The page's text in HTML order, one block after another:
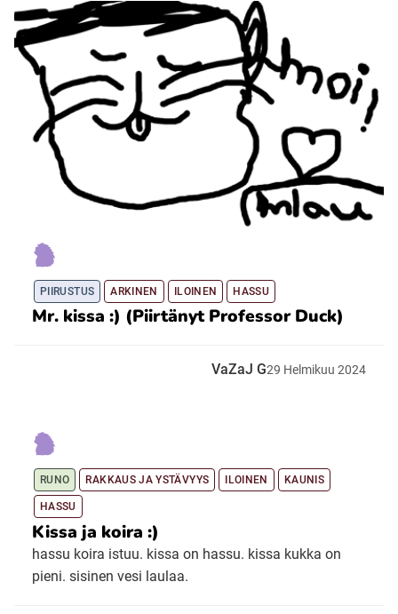
PIIRUSTUS ARKINEN ILOINEN HASSU
Mr. kissa :) (Piirtänyt Professor Duck)
VaZaJ G29 Helmikuu 2024
RUNO RAKKAUS JA YSTÄVYYS ILOINEN KAUNIS
HASSU
Kissa ja koira :)
hassu koira istuu. kissa on hassu. kissa kukka on
pieni. sisinen vesi laulaa.